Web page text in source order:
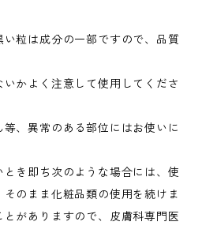
い粒は成分の一部ですので、品質
いかよく注意して使用してくださ
等、異常のある部位にはお使いに
とき即ち次のような場合には、使
のまま化粧品類の使用を続けま
がありますので、皮膚科専門医